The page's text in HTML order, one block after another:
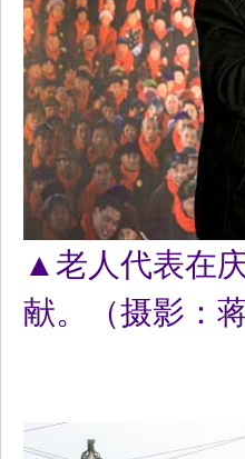
▲老人代表在
献。（摄影：